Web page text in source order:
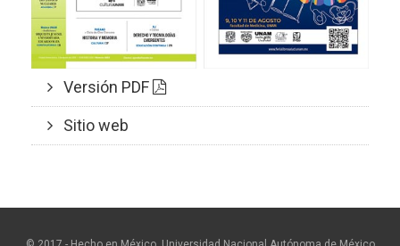
Versión PDF
Sitio web